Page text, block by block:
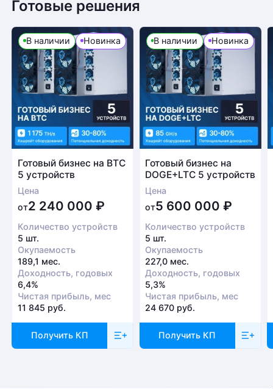
Готовые решения
В наличии Новинка
Готовый бизнес на BTC
5 устройств
Цена
от2 240 000 ₽
Количество устройств
5 шт.
Окупаемость
189,1 мес.
Доходность, годовых
6,4%
Чистая прибыль, мес
11 845 руб.
Получить КП
В наличии Новинка
Готовый бизнес на
DOGE+LTC 5 устройств
Цена
от5 600 000₽
Количество устройств
5 шт.
Окупаемость
227,0 мес.
Доходность, годовых
5,3%
Чистая прибыль, мес
24 670 руб.
Получить КП